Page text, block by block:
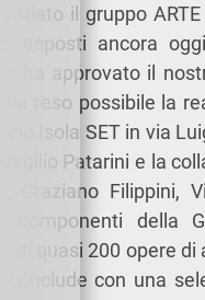
il gruppo
esposti ancora
ha approvato il
ha reso possibile la
Isola SET in via
Virgilio Patarini e la
Graziano
componenti
di quasi 200 opere
conclude con una